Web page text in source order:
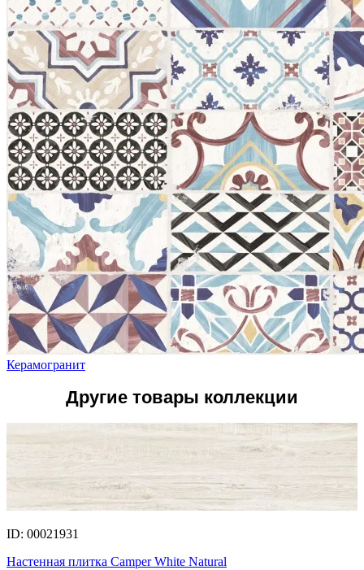
Керамогранит
Другие товары коллекции
ID: 00021931
Настенная плитка Camper White Natural